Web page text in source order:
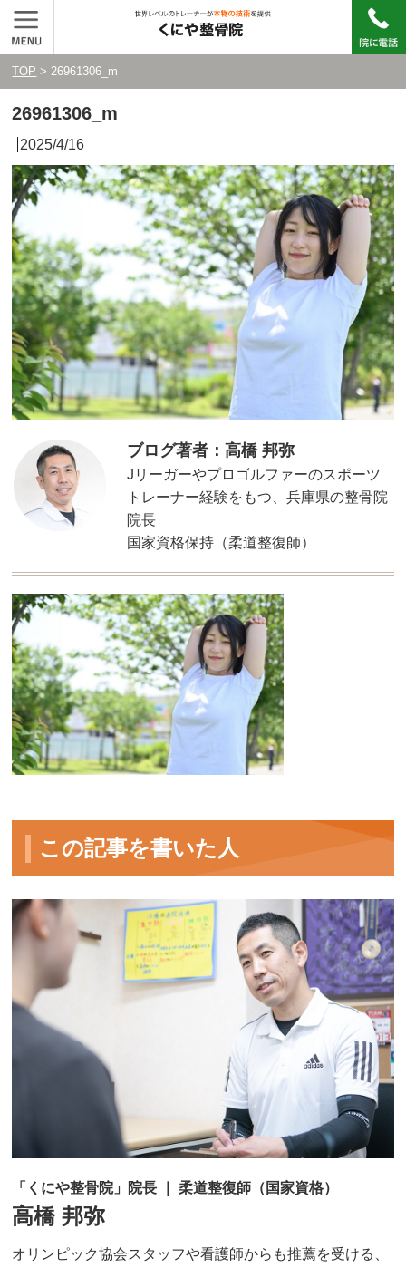
TOP > 26961306_m
26961306_m
2025/4/16
ブログ著者：高橋 邦弥
Jリーガーやプロゴルファーのスポーツ
トレーナー経験をもつ、兵庫県の整骨院
院長
国家資格保持（柔道整復師）
この記事を書いた人
「くにや整骨院」院長 ｜ 柔道整復師（国家資格）
高橋 邦弥
オリンピック協会スタッフや看護師からも推薦を受ける、